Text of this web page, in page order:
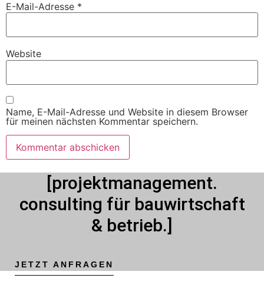
E-Mail-Adresse *
Website
Name, E-Mail-Adresse und Website in diesem Browser
für meinen nächsten Kommentar speichern.
[projektmanagement.
consulting für bauwirtschaft
& betrieb.]
JETZT ANFRAGEN